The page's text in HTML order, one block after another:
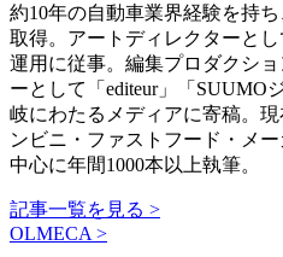
約10年の自動車業界経験を持
取得。アートディレクターと
運用に従事。編集プロダクシ
ーとして「editeur」「SUUMO
岐にわたるメディアに寄稿。
ンビニ・ファストフード・メ
中心に年間1000本以上執筆。
記事一覧を見る >
OLMECA >